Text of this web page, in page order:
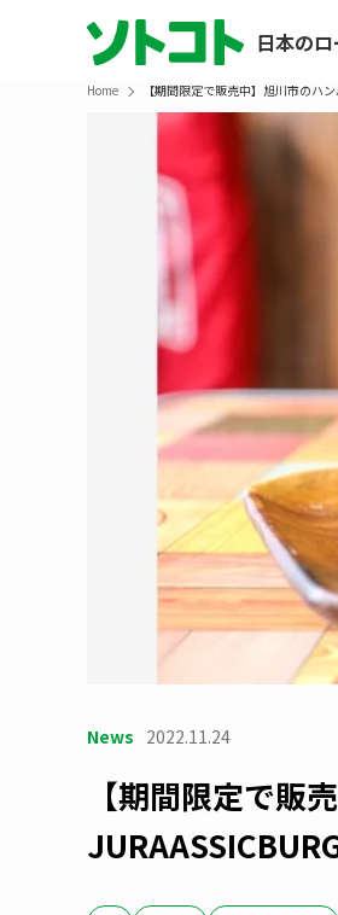
日本の
Home 【期間限定で販売中】旭川市の
News 2022.11.24
【期間限定で販